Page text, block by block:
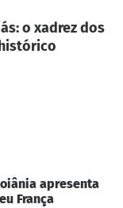
o xadrez dos
apresenta
França